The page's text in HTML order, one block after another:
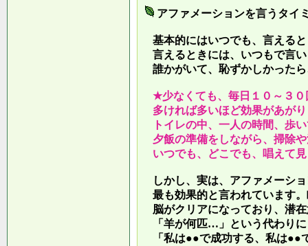
アファメーションを言うタイ
基本的にはいつでも、言える
言えるときには、いつもで言
誰かがいて、恥ずかしかった
★少なくても、毎日１０～３０
多ければ多いほど効果があが
トイレの中、一人の時間、歩
夕飯の準備をしながら、掃除
いつでも、どこでも、唱えて
しかし、実は、アファメーシ
最も効果的と言われています
脳がクリアになっており、潜
「羊が何匹…」という代わりに
「私は●●で成功する、私は●●